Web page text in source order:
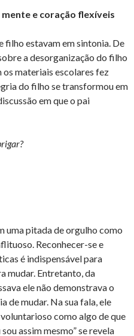
mente e coração flexíveis
filho estavam em sintonia. De
a desorganização do filho
os materiais escolares fez
do filho se transformou em
em que o pai
uma pitada de orgulho como
Reconhecer-se e
é indispensável para
mudar. Entretanto, da
ele não demonstrava o
de mudar. Na sua fala, ele
como algo de que
assim mesmo” se revela